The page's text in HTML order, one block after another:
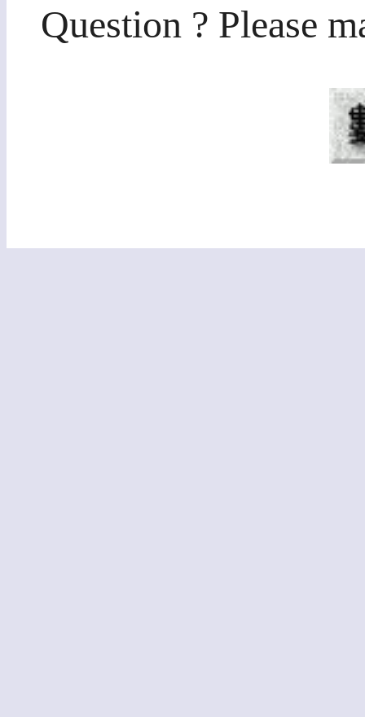
Question ? Please